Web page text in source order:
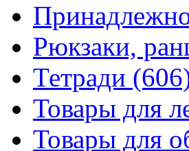
Рюкзаки,
Тетради
Товары для
Товары для